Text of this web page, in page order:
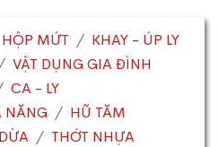
HỘP MỨT
KHAY - ÚP LY
VẬT DỤNG GIA ĐÌNH
CA - LY
NĂNG
HŨ TĂM
THỚT NHỰA